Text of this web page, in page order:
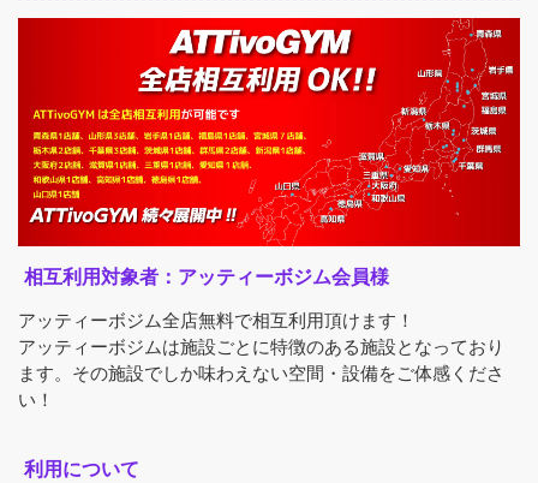
相互利用対象者：アッティーボジム会員様
アッティーボジム全店無料で相互利用頂けます！
アッティーボジムは施設ごとに特徴のある施設となっており
ます。その施設でしか味わえない空間・設備をご体感くださ
い！
利用について